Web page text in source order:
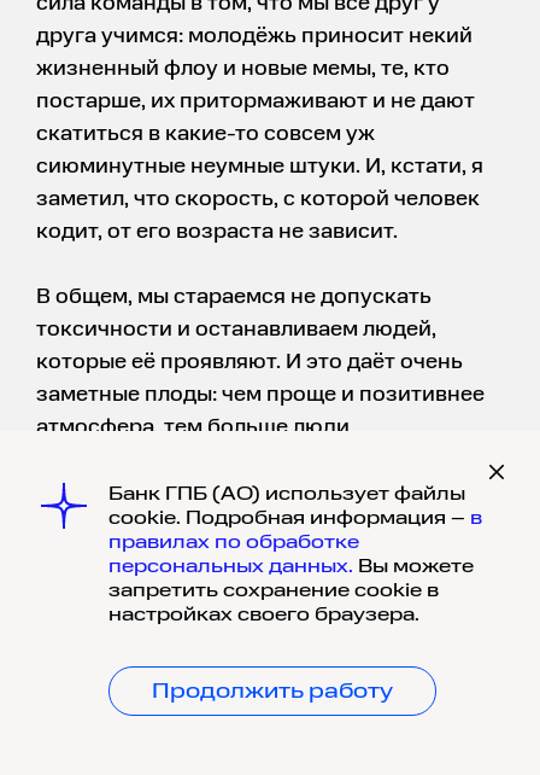
друга учимся: молодёжь приносит некий
жизненный флоу и новые мемы, те, кто
постарше, их притормаживают и не дают
скатиться в какие-то совсем уж
сиюминутные неумные штуки. И, кстати, я
заметил, что скорость, с которой человек
кодит, от его возраста не зависит.
В общем, мы стараемся не допускать
токсичности и останавливаем людей,
которые её проявляют. И это даёт очень
заметные плоды: чем проще и позитивнее
атмосфера, тем больше люди
раскрываются, не боясь, что их заклюют. И
это влияет не только на атмоосферу в
коллективе, но и на time-to-market.
ЧТО МОЖНО СКАЗАТЬ ПРО
ХОББИ ИТ-СПЕЦИАЛИСТОВ?
А ничего нельзя. Невозможно подогнать
всех под одну гребёнку.
Банк ГПБ (АО) использует файлы
cookie. Подробная информация – в
правилах по обработке
персональных данных. Вы можете
запретить сохранение cookie в
настройках своего браузера.
Продолжить работу